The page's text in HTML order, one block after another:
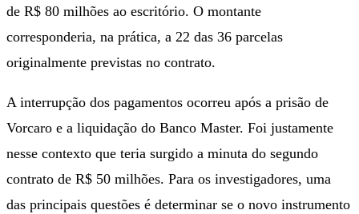
de R$ 80 milhões ao escritório. O montante
corresponderia, na prática, a 22 das 36 parcelas
originalmente previstas no contrato.
A interrupção dos pagamentos ocorreu após a prisão de
Vorcaro e a liquidação do Banco Master. Foi justamente
nesse contexto que teria surgido a minuta do segundo
contrato de R$ 50 milhões. Para os investigadores, uma
das principais questões é determinar se o novo instrumento